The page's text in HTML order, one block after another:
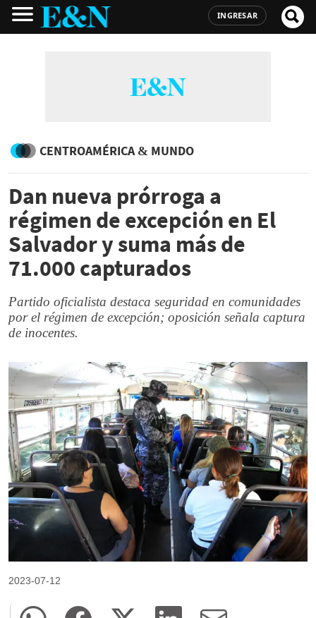
INGRESAR
CENTROAMÉRICA & MUNDO
Dan nueva prórroga a
régimen de excepción en El
Salvador y suma más de
71.000 capturados
Partido oficialista destaca seguridad en comunidades
por el régimen de excepción; oposición señala captura
de inocentes.
2023-07-12